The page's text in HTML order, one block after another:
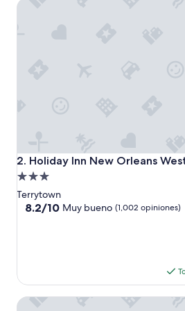
2. Holiday Inn New Orleans
Holiday Inn New Orleans West
Propiedad
de
3.0
Terrytown
8.2
opiniones)
8.2/10 Muy bueno (1,002 opiniones)
Holiday Inn New Orleans West
Hampton Inn & Suites New